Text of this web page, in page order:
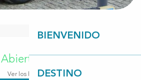
BIENVENIDO
DESTINO
Abierto hoy
Ver los horarios